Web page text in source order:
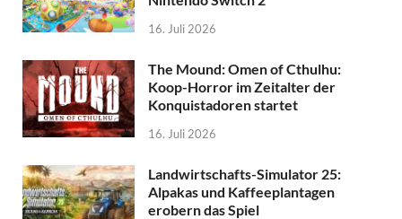
16. Juli 2026
The Mound: Omen of Cthulhu:
Koop-Horror im Zeitalter der
Konquistadoren startet
16. Juli 2026
Landwirtschafts-Simulator 25:
Alpakas und Kaffeeplantagen
erobern das Spiel